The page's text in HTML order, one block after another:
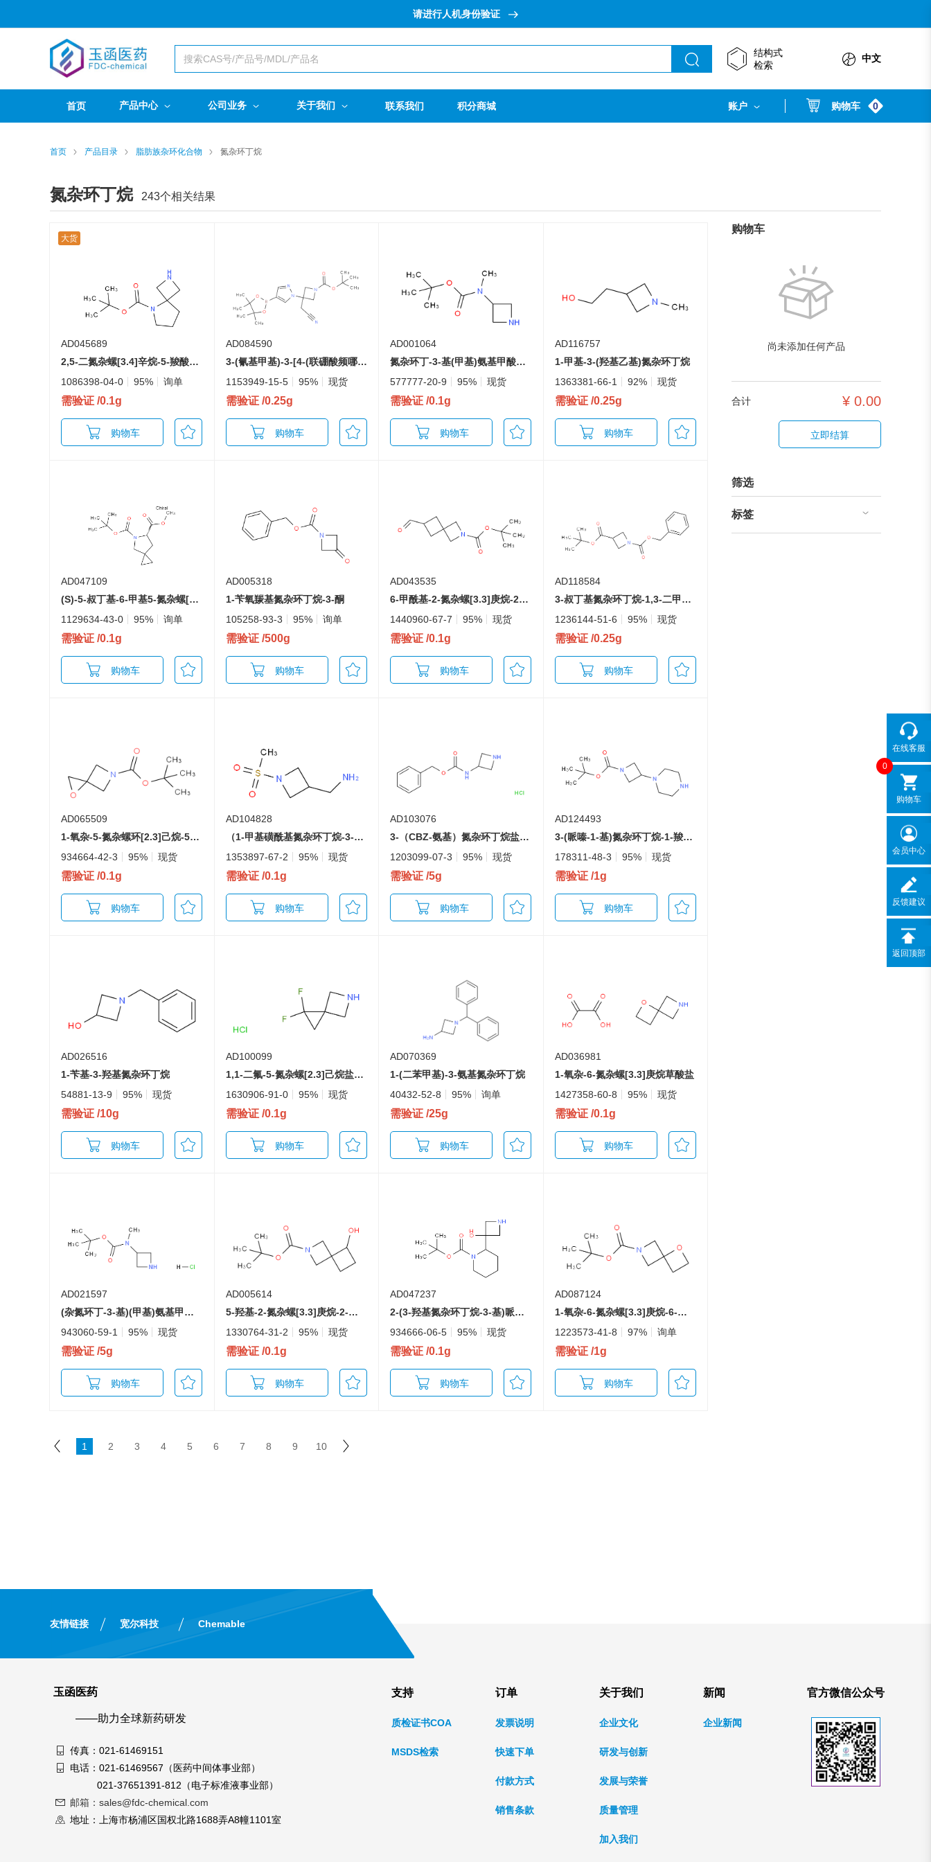
请进行人机身份验证
结构式
检索
中文
首页 产品中心 公司业务 关于我们 联系我们 积分商城 账户 购物车 0
首页 产品目录 脂肪族杂环化合物 氮杂环丁烷
氮杂环丁烷 243个相关结果
AD045689
2,5-二氮杂螺[3.4]辛烷-5-羧酸叔丁基酯
1086398-04-0
95% 询单
需验证 /0.1g
大货
购物车
AD084590
3-(氰基甲基)-3-[4-(联硼酸频哪醇酯基)-1H-吡唑-1-基]氮杂环丁烷-1-羧酸叔丁酯
1153949-15-5
95% 现货
需验证 /0.25g
购物车
AD001064
氮杂环丁-3-基(甲基)氨基甲酸叔丁酯
577777-20-9
95% 现货
需验证 /0.1g
购物车
AD116757
1-甲基-3-(羟基乙基)氮杂环丁烷
1363381-66-1
92% 现货
需验证 /0.25g
购物车
AD047109
(S)-5-叔丁基-6-甲基5-氮杂螺[2.4]庚烷-5,6-二羧酸酯
1129634-43-0
95% 询单
需验证 /0.1g
购物车
AD005318
1-苄氧羰基氮杂环丁烷-3-酮
105258-93-3
95% 询单
需验证 /500g
购物车
AD043535
6-甲酰基-2-氮杂螺[3.3]庚烷-2-羧酸叔丁酯
1440960-67-7
95% 现货
需验证 /0.1g
购物车
AD118584
3-叔丁基氮杂环丁烷-1,3-二甲酸1-苄基酯
1236144-51-6
95% 现货
需验证 /0.25g
购物车
AD065509
1-氧杂-5-氮杂螺环[2.3]己烷-5-羧酸叔丁酯
934664-42-3
95% 现货
需验证 /0.1g
购物车
AD104828
（1-甲基磺酰基氮杂环丁烷-3-基）甲胺
1353897-67-2
95% 现货
需验证 /0.1g
购物车
AD103076
3-（CBZ-氨基）氮杂环丁烷盐酸盐
1203099-07-3
95% 现货
需验证 /5g
购物车
AD124493
3-(哌嗪-1-基)氮杂环丁烷-1-羧酸叔丁酯
178311-48-3
95% 现货
需验证 /1g
购物车
AD026516
1-苄基-3-羟基氮杂环丁烷
54881-13-9
95% 现货
需验证 /10g
购物车
AD100099
1,1-二氟-5-氮杂螺[2.3]己烷盐酸盐
1630906-91-0
95% 现货
需验证 /0.1g
购物车
AD070369
1-(二苯甲基)-3-氨基氮杂环丁烷
40432-52-8
95% 询单
需验证 /25g
购物车
AD036981
1-氧杂-6-氮杂螺[3.3]庚烷草酸盐
1427358-60-8
95% 现货
需验证 /0.1g
购物车
AD021597
(杂氮环丁-3-基)(甲基)氨基甲酸叔丁酯盐酸盐
943060-59-1
95% 现货
需验证 /5g
购物车
AD005614
5-羟基-2-氮杂螺[3.3]庚烷-2-羧酸叔丁酯
1330764-31-2
95% 现货
需验证 /0.1g
购物车
AD047237
2-(3-羟基氮杂环丁烷-3-基)哌啶-1-羧酸叔丁酯
934666-06-5
95% 现货
需验证 /0.1g
购物车
AD087124
1-氧杂-6-氮杂螺[3.3]庚烷-6-羧酸叔丁酯
1223573-41-8
97% 询单
需验证 /1g
购物车
1 2 3 4 5 6 7 8 9 10
购物车
尚未添加任何产品
合计 ¥ 0.00
立即结算
筛选
标签
友情链接 宽尔科技 Chemable
玉函医药
——助力全球新药研发
传真：021-61469151
电话：021-61469567（医药中间体事业部）
021-37651391-812（电子标准液事业部）
邮箱：sales@fdc-chemical.com
地址：上海市杨浦区国权北路1688弄A8幢1101室
官方微信公众号
支持
质检证书COA
MSDS检索
订单
发票说明
快速下单
付款方式
销售条款
关于我们
企业文化
研发与创新
发展与荣誉
质量管理
加入我们
新闻
企业新闻
在线客服
0
购物车
会员中心
反馈建议
返回顶部